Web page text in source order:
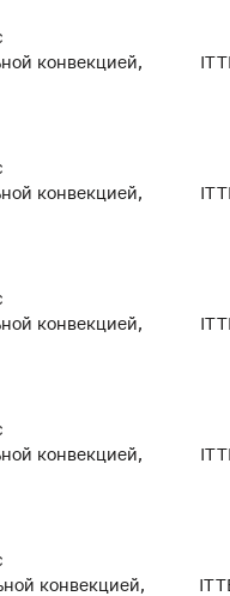
конвекцией,
конвекцией,
конвекцией,
конвекцией,
конвекцией,